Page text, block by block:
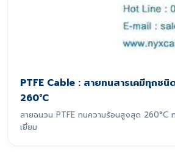
PTFE Cable : สายทนสารเคมีทุกช
260°C
สายฉนวน PTFE ทนความร้อนสูงสุด 260°C
เยี่ยม